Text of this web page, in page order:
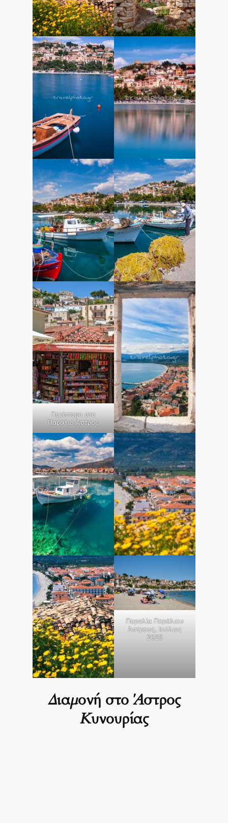
Περίπτερο στο
Παράλιο Άστρος
Παραλία Παράλιου
Άστρους, Ιούλιος
2025
Διαμονή στο Άστρος
Κυνουρίας